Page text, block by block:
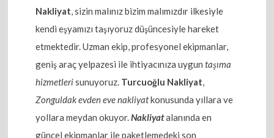
Nakliyat, sizin malınız bizim malımızdır ilkesiyle
kendi eşyamızı taşıyoruz düşüncesiyle hareket
etmektedir. Uzman ekip, profesyonel ekipmanlar,
geniş araç yelpazesi ile ihtiyacınıza uyguntaşıma
hizmetlerisunuyoruz. Turcuoğlu Nakliyat,
Zonguldak evden eve nakliyatkonusunda yıllara ve
yollara meydan okuyor.Nakliyatalanında en
güncel ekipmanlar ile paketlemedeki son